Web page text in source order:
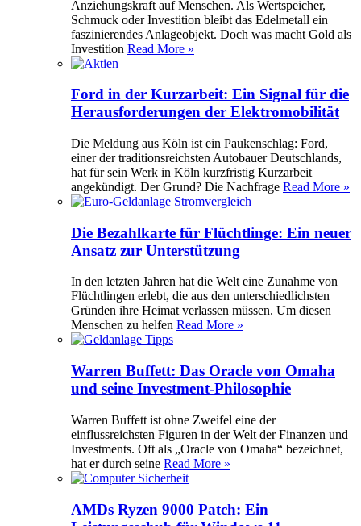
Anziehungskraft auf Menschen. Als Wertspeicher,
Schmuck oder Investition bleibt das Edelmetall ein
faszinierendes Anlageobjekt. Doch was macht Gold als
Investition Read More »
Ford in der Kurzarbeit: Ein Signal für die
Herausforderungen der Elektromobilität
Die Meldung aus Köln ist ein Paukenschlag: Ford,
einer der traditionsreichsten Autobauer Deutschlands,
hat für sein Werk in Köln kurzfristig Kurzarbeit
angekündigt. Der Grund? Die Nachfrage Read More »
Die Bezahlkarte für Flüchtlinge: Ein neuer
Ansatz zur Unterstützung
In den letzten Jahren hat die Welt eine Zunahme von
Flüchtlingen erlebt, die aus den unterschiedlichsten
Gründen ihre Heimat verlassen müssen. Um diesen
Menschen zu helfen Read More »
Warren Buffett: Das Oracle von Omaha
und seine Investment-Philosophie
Warren Buffett ist ohne Zweifel eine der
einflussreichsten Figuren in der Welt der Finanzen und
Investments. Oft als „Oracle von Omaha“ bezeichnet,
hat er durch seine Read More »
AMDs Ryzen 9000 Patch: Ein